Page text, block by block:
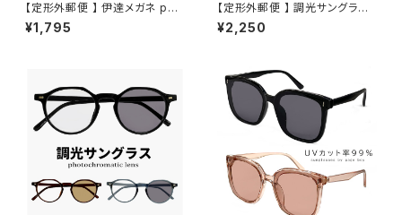
【定形外郵便 】 伊達メガネ py6
412 uvカット 紫外線対策 py6
412 クリアサングラス ボストン
黒ぶち べっ甲柄 カラー
¥1,795
【定形外郵便 】 調光サングラス j
j4141 小ぶり メンズ レディース
ユニセックス モデル オシャレ か
対策 調光レンズ 色が変わる サ
ングラス
¥2,250